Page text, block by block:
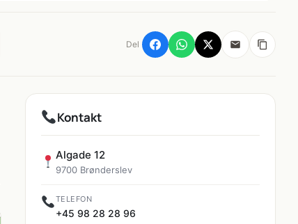
Del
Kontakt
Algade 12
9700 Brønderslev
TELEFON
+45 98 28 28 96